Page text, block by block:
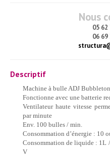
Nous
05 62
06 69
Descriptif
Machine à bulle ADJ
Fonctionne avec une batterie
Ventilateur haute vitesse
par minute
Env. 100 bulles / min.
Consommation d’énergie : 10
Consommation de liquide : 1L
V